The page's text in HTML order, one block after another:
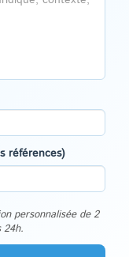
références)
personnalisée de 2
24h.